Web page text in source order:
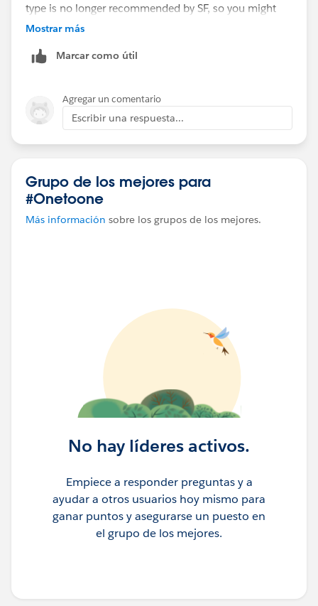
type is no longer recommended by SF, so you might
want to read through this information to make sure
Mostrar más
Marcar como útil
Agregar un comentario
Escribir una respuesta...
Grupo de los mejores para
#Onetoone
Más información sobre los grupos de los mejores.
No hay líderes activos.
Empiece a responder preguntas y a
ayudar a otros usuarios hoy mismo para
ganar puntos y asegurarse un puesto en
el grupo de los mejores.